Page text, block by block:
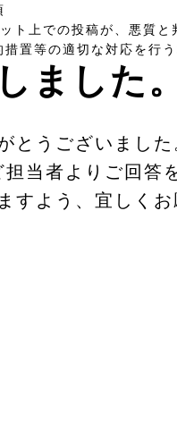
ト上での投稿が、悪質と
置等の適切な対応を行う
ました。
とうございました
当者よりご回答
よう、宜しくお